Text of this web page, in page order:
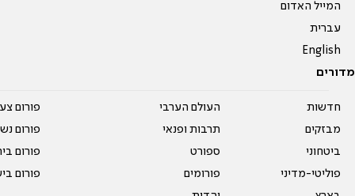
המייל האדום
עברית
English
מדורים
חדשות
מבזקים
ביטחוני
פוליטי-מדיני
העולם הערבי
תרבות ופנאי
ספורט
פורומים
פורום
פורום
פורום
פורום